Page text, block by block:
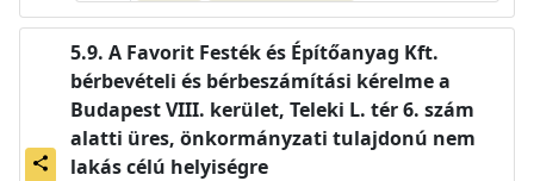
share
A Favorit Festék és Építőanyag Kft.
bérbevételi és bérbeszámítási kérelme a
Budapest VIII. kerület, Teleki L. tér 6. szám
alatti üres, önkormányzati tulajdonú nem
lakás célú helyiségre